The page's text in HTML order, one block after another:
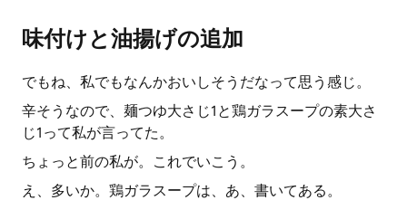
味付けと油揚げの追加
でもね、私でもなんかおいしそうだなって思う感じ。
辛そうなので、麺つゆ大さじ1と鶏ガラスープの素大さ
じ1って私が言ってた。
ちょっと前の私が。これでいこう。
え、多いか。鶏ガラスープは、あ、書いてある。